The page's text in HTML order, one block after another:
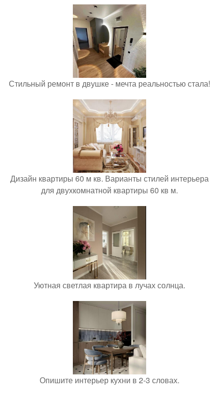
Стильный ремонт в двушке - мечта реальностью стала!
Дизайн квартиры 60 м кв. Варианты стилей интерьера
для двухкомнатной квартиры 60 кв м.
Уютная светлая квартира в лучах солнца.
Опишите интерьер кухни в 2-3 словах.